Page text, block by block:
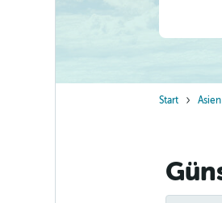
Start Asien